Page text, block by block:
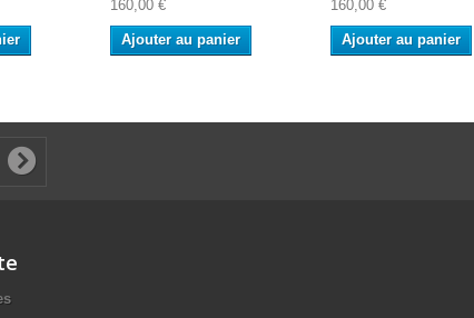
160,00 €
Ajouter au panier
160,00 €
Ajouter au panier